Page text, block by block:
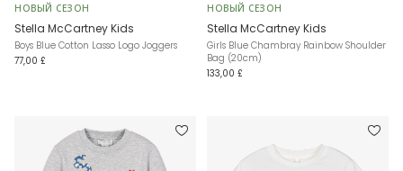
НОВЫЙ СЕЗОН
Stella McCartney Kids
Boys Blue Cotton Lasso Logo Joggers
77,00 £
НОВЫЙ СЕЗОН
Stella McCartney Kids
Girls Blue Chambray Rainbow Shoulder
Bag (20cm)
133,00 £